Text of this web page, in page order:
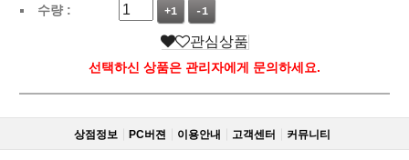
수량 :
+1 -1
관심상품
선택하신 상품은 관리자에게 문의하세요.
상점정보 PC버젼 이용안내 고객센터 커뮤니티